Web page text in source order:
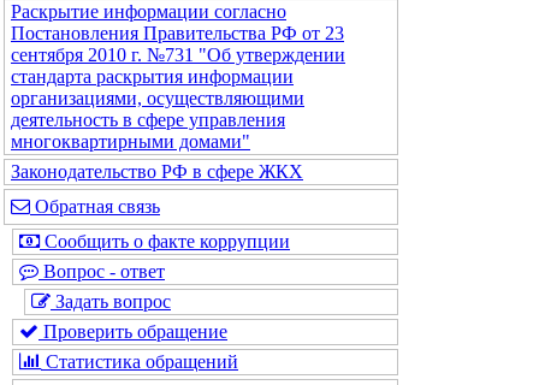
Раскрытие информации согласно
Постановления Правительства РФ от 23
сентября 2010 г. №731 "Об утверждении
стандарта раскрытия информации
организациями, осуществляющими
деятельность в сфере управления
многоквартирными домами"
Законодательство РФ в сфере ЖКХ
Обратная связь
Сообщить о факте коррупции
Вопрос - ответ
Задать вопрос
Проверить обращение
Статистика обращений